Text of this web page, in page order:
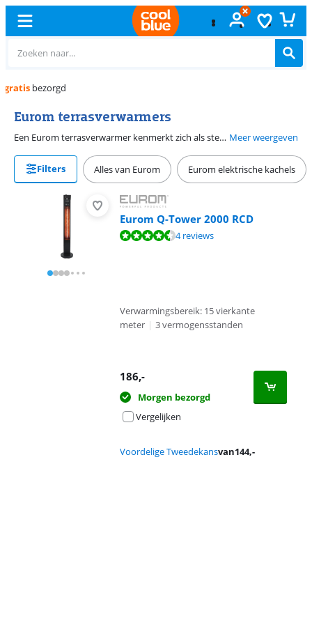
Eurom terrasverwarmers
Een Eurom terrasverwarmer kenmerkt zich als sterk, betrouwbaar en krachtig. Of je nu op zoek bent naar een lounge heater, een gasheater of een wand- en plafondheater, met een Eurom terrasverwarmer weet je dat je goed zit. Hieronder vind je ons volledige Eurom-assortiment. Meer weergeven
Filters Alles van Eurom Eurom elektrische kachels
Eurom Q-Tower 2000 RCD
Beoordeling is 8,7 van de 10, gebaseerd op 4 reviews.
4 reviews
Verwarmingsbereik: 15 vierkante
meter | 3 vermogensstanden
186,-
Morgen bezorgd
Vergelijken
Voordelige Tweedekansvan144,-